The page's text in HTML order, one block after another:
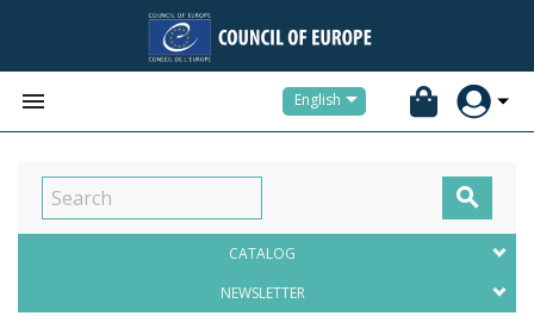
 English

CATALOG
NEWSLETTER